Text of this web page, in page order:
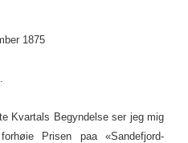
1875
Begyndelse ser jeg mig
Prisen paa «Sandefjord-